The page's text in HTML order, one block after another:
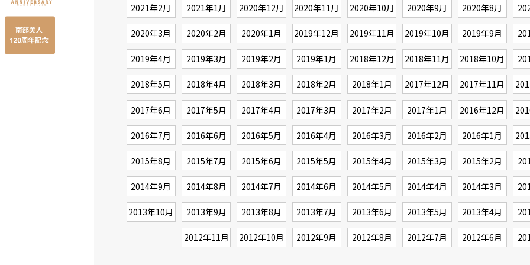
2021年2月 2021年1月 2020年12月 2020年11月 2020年10月 2020年9月 2020年8月
2020年3月 2020年2月 2020年1月 2019年12月 2019年11月 2019年10月 2019年9月
2019年4月 2019年3月 2019年2月 2019年1月 2018年12月 2018年11月 2018年10月
2018年5月 2018年4月 2018年3月 2018年2月 2018年1月 2017年12月 2017年11月
2017年6月 2017年5月 2017年4月 2017年3月 2017年2月 2017年1月 2016年12月
2016年7月 2016年6月 2016年5月 2016年4月 2016年3月 2016年2月 2016年1月
2015年8月 2015年7月 2015年6月 2015年5月 2015年4月 2015年3月 2015年2月
2014年9月 2014年8月 2014年7月 2014年6月 2014年5月 2014年4月 2014年3月
2013年10月 2013年9月 2013年8月 2013年7月 2013年6月 2013年5月 2013年4月
2012年11月 2012年10月 2012年9月 2012年8月 2012年7月 2012年6月